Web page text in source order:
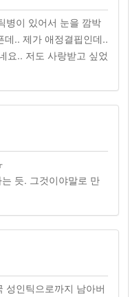
병이 있어서 눈을 깜박
데.. 제가 애정결핍인데..
요.. 저도 사랑받고 싶었
듯. 그것이야말로 만
성인틱으로까지 남아버